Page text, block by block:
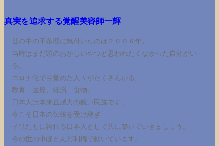
真実を追求する覚醒美容師一輝
世の中の不条理に気付いたのは２００６年。
当時はまだ頭のおかしいやつと思われたくなかった自分がい
る。
コロナ化で目覚めた人々がたくさんいる。
教育、医療、経済、食物。
日本人は本来直感力の鋭い民族です。
今こそ日本の伝統を受け継ぎ
子供たちに誇れる日本人として共に築いていきましょう。
今の世の中ほとんど利権で動いています。